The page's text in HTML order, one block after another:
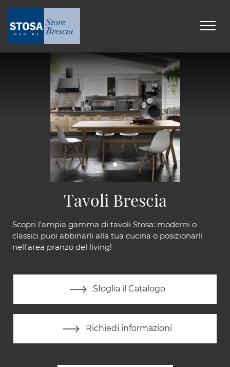
Tavoli Brescia
Scopri l'ampia gamma di tavoli Stosa: moderni o
classici puoi abbinarli alla tua cucina o posizionarli
nell'area pranzo del living!
Sfoglia il Catalogo
Richiedi informazioni